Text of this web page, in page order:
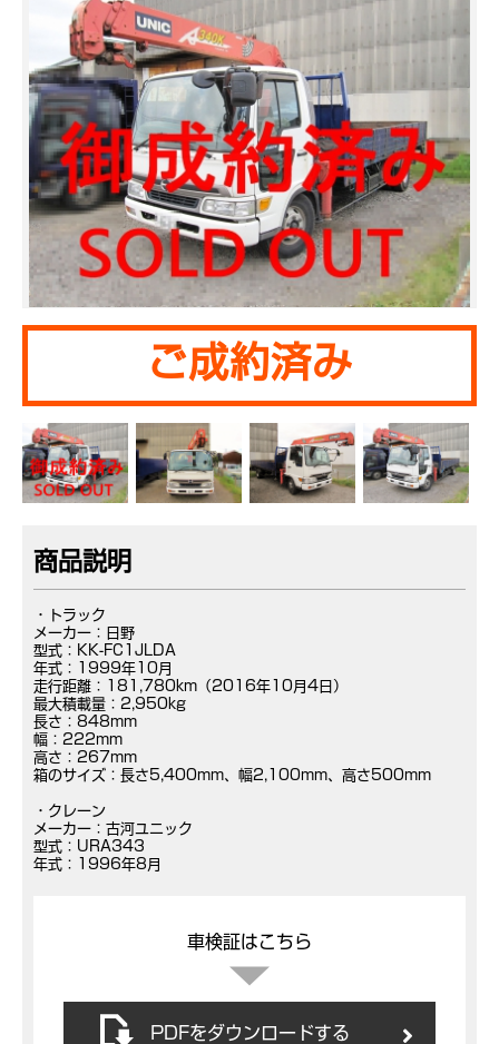
ご成約済み
商品説明
・トラック
メーカー：日野
型式：KK-FC1JLDA
年式：1999年10月
走行距離：181,780km（2016年10月4日）
最大積載量：2,950kg
長さ：848mm
幅：222mm
高さ：267mm
箱のサイズ：長さ5,400mm、幅2,100mm、高さ500mm
・クレーン
メーカー：古河ユニック
型式：URA343
年式：1996年8月
車検証はこちら
PDFをダウンロードする